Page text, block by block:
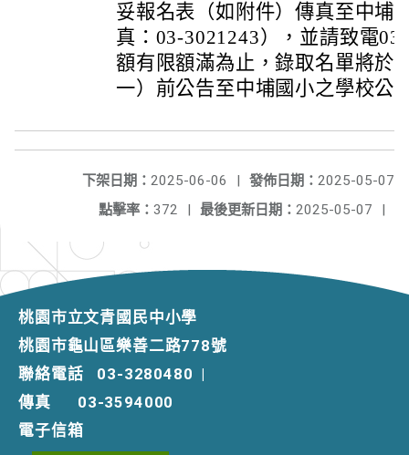
妥報名表（如附件）傳真至中埔
真：03-3021243），並請致電
額有限額滿為止，錄取名單將於
一）前公告至中埔國小之學校公
發佈日期： 2025-05-07
下架日期： 2025-06-06
|
最後更新日期： 2025-05-07 |
點擊率： 372 |
桃園市立文青國民中小學
桃園市龜山區樂善二路778號
聯絡電話
03-3280480 |
傳真
03-3594000
電子信箱